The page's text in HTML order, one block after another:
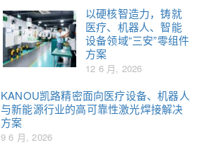
以硬核智造力，铸就
医疗、机器人、智能
设备领域“三安”零组件
方案
12 6 月, 2026
KANOU凯路精密面向医疗设备、机器人
与新能源行业的高可靠性激光焊接解决
方案
9 6 月, 2026